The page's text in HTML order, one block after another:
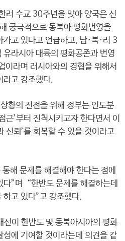
러 수교 30주년을 맞아 양국은 신
궁극적으로 동북아 평화번영을
고 있다고 언급하고, 남·북·러 3
라시아 대륙의 평화공존과 번영
이라며 러시아와의 경협을 위해서
라고 강조했다.
황의 진전을 위해 정부는 인도분
근’부터 진척시키고자 한다면서 이
신뢰’를 회복할 수 있을 것이라고
해 문제를 해결해야 한다는 점에
”며 “한반도 문제를 해결하는데
하고 있다”고 강조했다.
선이 한반도 및 동북아시아의 평화
에 기여할 것이라는데 의견을 같